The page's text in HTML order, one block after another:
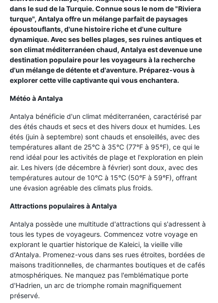
dans le sud de la Turquie. Connue sous le nom de "Riviera
turque", Antalya offre un mélange parfait de paysages
époustouflants, d'une histoire riche et d'une culture
dynamique. Avec ses belles plages, ses ruines antiques et
son climat méditerranéen chaud, Antalya est devenue une
destination populaire pour les voyageurs à la recherche
d'un mélange de détente et d'aventure. Préparez-vous à
explorer cette ville captivante qui vous enchantera.
Météo à Antalya
Antalya bénéficie d'un climat méditerranéen, caractérisé par
des étés chauds et secs et des hivers doux et humides. Les
étés (juin à septembre) sont chauds et ensoleillés, avec des
températures allant de 25°C à 35°C (77°F à 95°F), ce qui le
rend idéal pour les activités de plage et l'exploration en plein
air. Les hivers (de décembre à février) sont doux, avec des
températures autour de 10°C à 15°C (50°F à 59°F), offrant
une évasion agréable des climats plus froids.
Attractions populaires à Antalya
Antalya possède une multitude d'attractions qui s'adressent à
tous les types de voyageurs. Commencez votre voyage en
explorant le quartier historique de Kaleici, la vieille ville
d'Antalya. Promenez-vous dans ses rues étroites, bordées de
maisons traditionnelles, de charmantes boutiques et de cafés
atmosphériques. Ne manquez pas l'emblématique porte
d'Hadrien, un arc de triomphe romain magnifiquement
préservé.